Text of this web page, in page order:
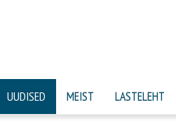
UUDISED MEIST LASTELEHT